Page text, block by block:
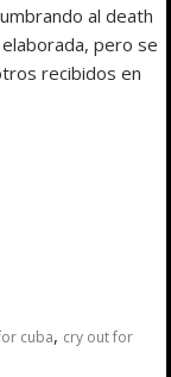
al death
pero se
recibidos en
cuba, cry out for